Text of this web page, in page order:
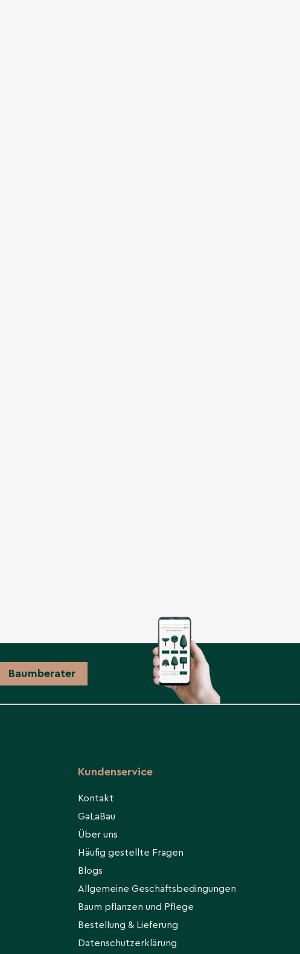
Baumberater
Kundenservice
Kontakt
GaLaBau
Über uns
Häufig gestellte Fragen
Blogs
Allgemeine Geschäftsbedingungen
Baum pflanzen und Pflege
Bestellung & Lieferung
Datenschutzerklärung